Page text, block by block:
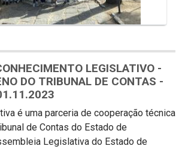
LEGISLATIVO -
DO TRIBUNAL DE CONTAS -
é uma parceria de cooperação técnica
de Contas do Estado de
Legislativa do Estado de